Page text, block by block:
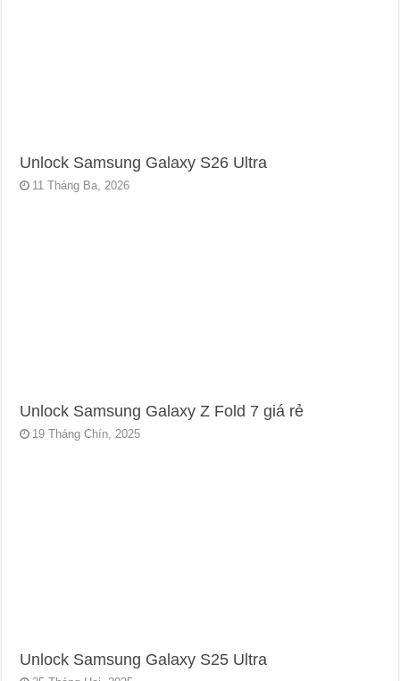
Unlock Samsung Galaxy S26 Ultra
11 Tháng Ba, 2026
Unlock Samsung Galaxy Z Fold 7 giá rẻ
19 Tháng Chín, 2025
Unlock Samsung Galaxy S25 Ultra